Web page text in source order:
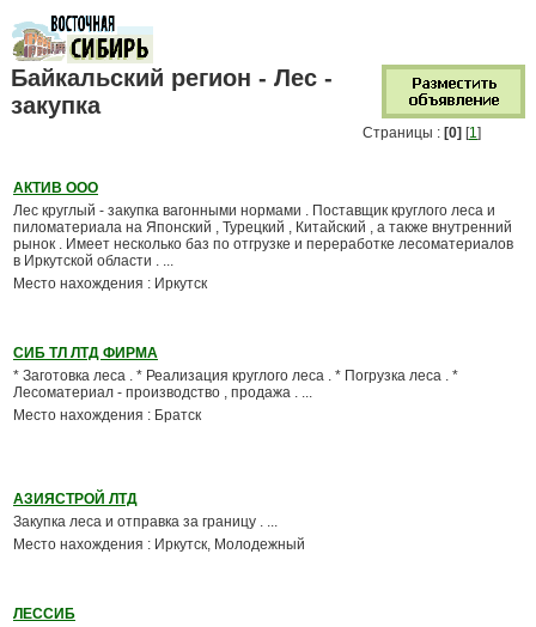
Байкальский регион - Лес -
закупка
Страницы : [0] [1]
АКТИВ ООО
Лес круглый - закупка вагонными нормами . Поставщик круглого леса и
пиломатериала на Японский , Турецкий , Китайский , а также внутренний
рынок . Имеет несколько баз по отгрузке и переработке лесоматериалов
в Иркутской области . ...
Место нахождения : Иркутск
СИБ ТЛ ЛТД ФИРМА
* Заготовка леса . * Реализация круглого леса . * Погрузка леса . *
Лесоматериал - производство , продажа . ...
Место нахождения : Братск
АЗИЯСТРОЙ ЛТД
Закупка леса и отправка за границу . ...
Место нахождения : Иркутск, Молодежный
ЛЕССИБ